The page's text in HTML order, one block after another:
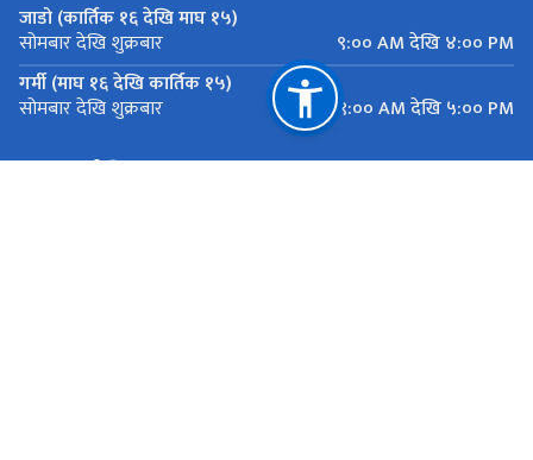
जाडो (कार्तिक १६ देखि माघ १५)
सोमबार देखि शुक्रबार
९:०० AM देखि ४:०० PM
गर्मी (माघ १६ देखि कार्तिक १५)
सोमबार देखि शुक्रबार ९:०० AM देखि ५:०० PM
महत्त्वपूर्ण लिङ्कहरू